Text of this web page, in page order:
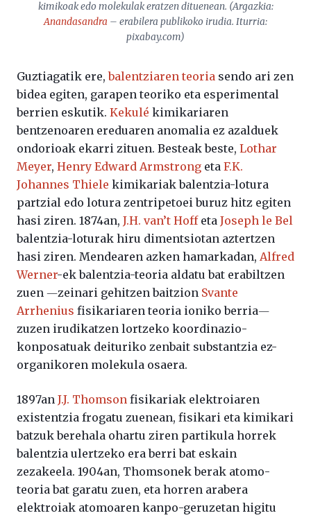
kimikoak edo molekulak eratzen dituenean. (Argazkia:
Anandasandra – erabilera publikoko irudia. Iturria:
pixabay.com)
Guztiagatik ere,balentziaren teoria sendo ari zen
bidea egiten, garapen teoriko eta esperimental
berrien eskutik. Kekulé kimikariaren
bentzenoaren ereduaren anomalia ez azalduek
ondorioak ekarri zituen. Besteak beste, Lothar
Meyer, Henry Edward Armstrong eta F.K.
Johannes Thiele kimikariak balentzia-lotura
partzial edo lotura zentripetoei buruz hitz egiten
hasi ziren. 1874an, J.H. van’t Hoffeta Joseph le Bel
balentzia-loturak hiru dimentsiotan aztertzen
hasi ziren. Mendearen azken hamarkadan, Alfred
Werner-ek balentzia-teoria aldatu bat erabiltzen
zuen ―zeinari gehitzen baitzion Svante
Arrhenius fisikariaren teoria ioniko berria―
zuzen irudikatzen lortzeko koordinazio-
konposatuak deituriko zenbait substantzia ez-
organikoren molekula osaera.
1897an J.J. Thomson fisikariak elektroiaren
existentzia frogatu zuenean, fisikari eta kimikari
batzuk berehala ohartu ziren partikula horrek
balentzia ulertzeko era berri bat eskain
zezakeela. 1904an, Thomsonek berak atomo-
teoria bat garatu zuen, eta horren arabera
elektroiak atomoaren kanpo-geruzetan higitu